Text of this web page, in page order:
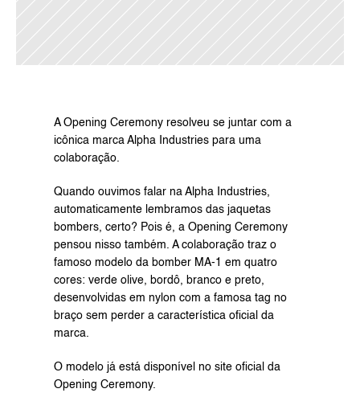
A Opening Ceremony resolveu se juntar com a
icônica marca Alpha Industries para uma
colaboração.
Quando ouvimos falar na Alpha Industries,
automaticamente lembramos das jaquetas
bombers, certo? Pois é, a Opening Ceremony
pensou nisso também. A colaboração traz o
famoso modelo da bomber MA-1 em quatro
cores: verde olive, bordô, branco e preto,
desenvolvidas em nylon com a famosa tag no
braço sem perder a característica oficial da
marca.
O modelo já está disponível no site oficial da
Opening Ceremony.